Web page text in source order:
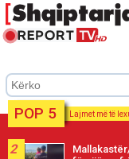
POP 5 Lajmet më të
2